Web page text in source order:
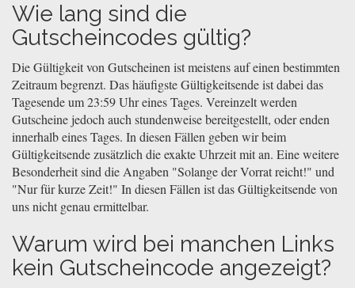
Wie lang sind die
Gutscheincodes gültig?
Die Gültigkeit von Gutscheinen ist meistens auf einen bestimmten
Zeitraum begrenzt. Das häufigste Gültigkeitsende ist dabei das
Tagesende um 23:59 Uhr eines Tages. Vereinzelt werden
Gutscheine jedoch auch stundenweise bereitgestellt, oder enden
innerhalb eines Tages. In diesen Fällen geben wir beim
Gültigkeitsende zusätzlich die exakte Uhrzeit mit an. Eine weitere
Besonderheit sind die Angaben "Solange der Vorrat reicht!" und
"Nur für kurze Zeit!" In diesen Fällen ist das Gültigkeitsende von
uns nicht genau ermittelbar.
Warum wird bei manchen Links
kein Gutscheincode angezeigt?